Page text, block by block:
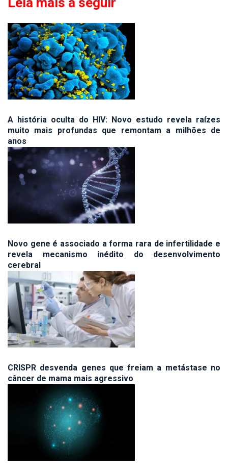
A história oculta do HIV: Novo estudo revela raízes
muito mais profundas que remontam a milhões de
anos
Novo gene é associado a forma rara de infertilidade e
revela mecanismo inédito do desenvolvimento
cerebral
CRISPR desvenda genes que freiam a metástase no
câncer de mama mais agressivo